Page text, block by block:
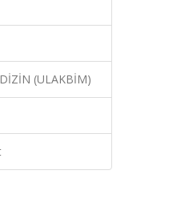
(ULAKBİM)